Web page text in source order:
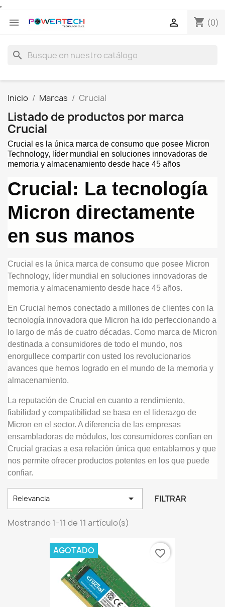
 shopping_cart (0)

search
Inicio Marcas Crucial
Listado de productos por marca
Crucial
Crucial es la única marca de consumo que posee Micron
Technology, líder mundial en soluciones innovadoras de
memoria y almacenamiento desde hace 45 años
Crucial: La tecnología
Micron directamente
en sus manos
Crucial es la única marca de consumo que posee Micron
Technology, líder mundial en soluciones innovadoras de
memoria y almacenamiento desde hace 45 años.
En Crucial hemos conectado a millones de clientes con la
tecnología innovadora que Micron ha ido perfeccionando a
lo largo de más de cuatro décadas. Como marca de Micron
destinada a consumidores de todo el mundo, nos
enorgullece compartir con usted los revolucionarios
avances que hemos logrado en el mundo de la memoria y
almacenamiento.
La reputación de Crucial en cuanto a rendimiento,
fiabilidad y compatibilidad se basa en el liderazgo de
Micron en el sector. A diferencia de las empresas
ensambladoras de módulos, los consumidores confían en
Crucial gracias a esa relación única que entablamos y que
nos permite ofrecer productos potentes en los que puede
confiar.
Relevancia  FILTRAR
Mostrando 1-11 de 11 artículo(s)
AGOTADO favorite_border